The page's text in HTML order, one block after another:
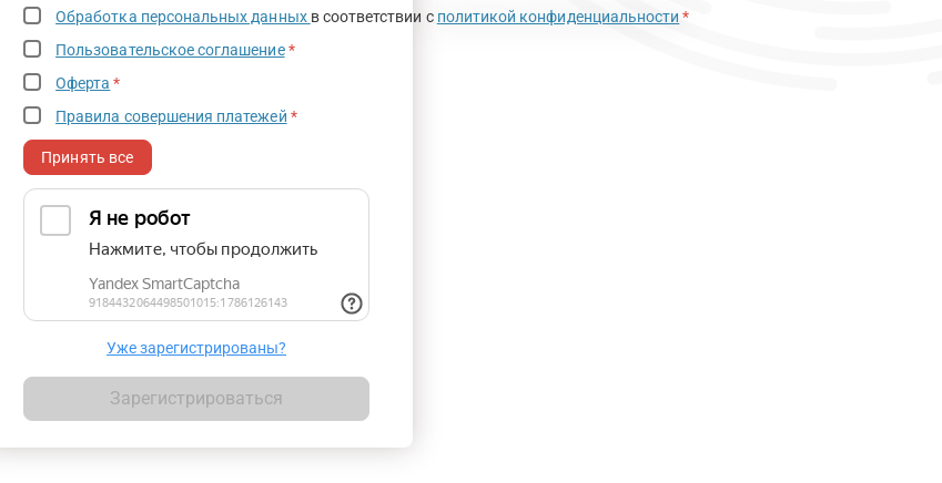
Обработка персональных данных в соответствии с политикой конфиденциальности *
Пользовательское соглашение *
Оферта *
Правила совершения платежей *
Принять все
Уже зарегистрированы?
Зарегистрироваться